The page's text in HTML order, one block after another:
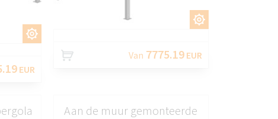
EUR
Van 7775.19 EUR
Aan de muur gemonteerde